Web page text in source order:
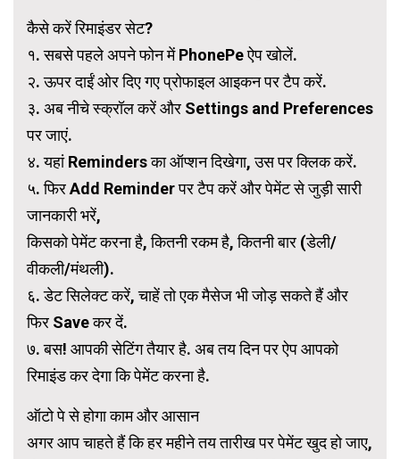
कैसे करें रिमाइंडर सेट?
१. सबसे पहले अपने फोन में PhonePe ऐप खोलें.
२. ऊपर दाईं ओर दिए गए प्रोफाइल आइकन पर टैप करें.
३. अब नीचे स्क्रॉल करें और Settings and Preferences
पर जाएं.
४. यहां Reminders का ऑप्शन दिखेगा, उस पर क्लिक करें.
५. फिर Add Reminder पर टैप करें और पेमेंट से जुड़ी सारी
जानकारी भरें,
किसको पेमेंट करना है, कितनी रकम है, कितनी बार (डेली/
वीकली/मंथली).
६. डेट सिलेक्ट करें, चाहें तो एक मैसेज भी जोड़ सकते हैं और
फिर Save कर दें.
७. बस! आपकी सेटिंग तैयार है. अब तय दिन पर ऐप आपको
रिमाइंड कर देगा कि पेमेंट करना है.
ऑटो पे से होगा काम और आसान
अगर आप चाहते हैं कि हर महीने तय तारीख पर पेमेंट खुद हो जाए,